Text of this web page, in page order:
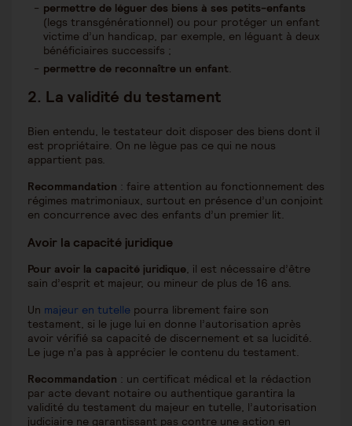
permettre de léguer des biens à ses petits-enfants
(legs transgénérationnel) ou pour protéger un enfant
victime d’un handicap, par exemple, en léguant à deux
bénéficiaires successifs ;
permettre de reconnaître un enfant.
2. La validité du testament
Bien entendu, le testateur doit disposer des biens dont il
est propriétaire. On ne lègue pas ce qui ne nous
appartient pas.
Recommandation : faire attention au fonctionnement des
régimes matrimoniaux, surtout en présence d’un conjoint
en concurrence avec des enfants d’un premier lit.
Avoir la capacité juridique
Pour avoir la capacité juridique, il est nécessaire d’être
sain d’esprit et majeur, ou mineur de plus de 16 ans.
Un majeur en tutelle pourra librement faire son
testament, si le juge lui en donne l’autorisation après
avoir vérifié sa capacité de discernement et sa lucidité.
Le juge n’a pas à apprécier le contenu du testament.
Recommandation : un certificat médical et la rédaction
par acte devant notaire ou authentique garantira la
validité du testament du majeur en tutelle, l’autorisation
judiciaire ne garantissant pas contre une action en